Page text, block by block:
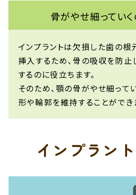
骨がやせ細ってい
インプラントは欠損した歯の
挿入するため、骨の吸収を防
するのに役立ちます。
そのため、顎の骨がやせ細って
形や輪郭を維持することができ
インプラン